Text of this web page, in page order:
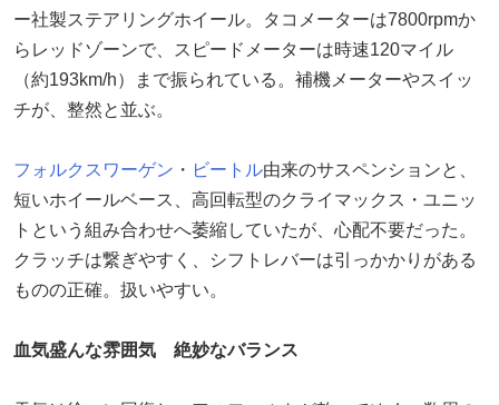
ー社製ステアリングホイール。タコメーターは7800rpmか
らレッドゾーンで、スピードメーターは時速120マイル
（約193km/h）まで振られている。補機メーターやスイッ
チが、整然と並ぶ。
フォルクスワーゲン ・ ビートル由来のサスペンションと、
短いホイールベース、高回転型のクライマックス・ユニッ
トという組み合わせへ萎縮していたが、心配不要だった。
クラッチは繋ぎやすく、シフトレバーは引っかかりがある
ものの正確。扱いやすい。
血気盛んな雰囲気 絶妙なバランス